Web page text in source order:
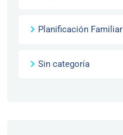
Planificación Familiar
Sin categoría